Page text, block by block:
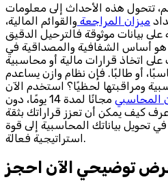
تتحول هذه الأحداث إلى معلومات
ميزان المراجعة والقوائم المالية،
على بيانات موثوقة فالترحيل الدقيق
هو أساس الشفافية والمصداقية في
اتخاذ قرارات مالية أو محاسبية
أو طالبًا. فإن نظام وازن يساعدم
ومراقبتها لحظيًا؟ استخدم الآن
المحاسبي
مجانًا لمدة 14 يومًا، دون
كيف يمكن أن تعزز قراراتك بثقة
في تحويل بياناتك المحاسبية إلى قوة
استراتيجية فعالة.